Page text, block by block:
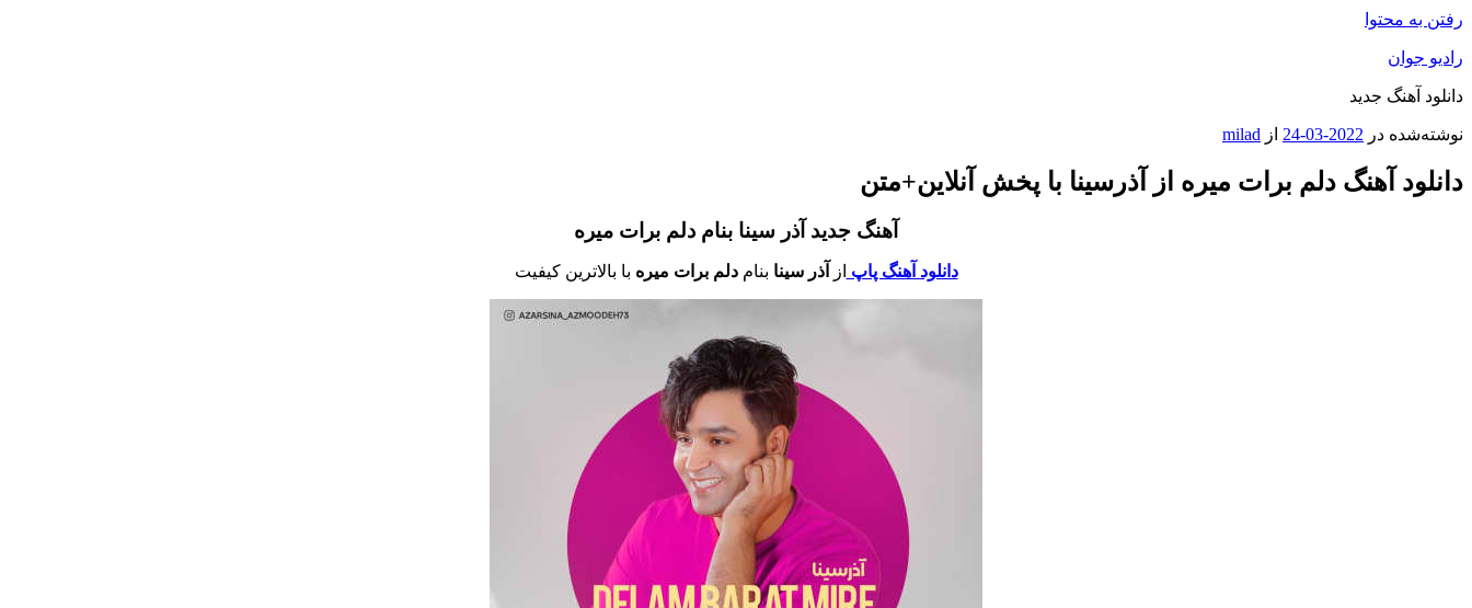
رفتن به محتوا
رادیو جوان
دانلود آهنگ جدید
نوشته‌شده در 2022-03-24 از milad
دانلود آهنگ دلم برات میره از آذرسینا با پخش آنلاین+متن
آهنگ جدید آذر سینا بنام دلم برات میره
دانلود آهنگ پاپ از آذر سینا بنامدلم برات میره با بالاترین کیفیت